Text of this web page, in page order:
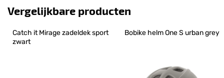
Vergelijkbare producten
Catch it Mirage zadeldek sport
zwart
Bobike helm One S urban grey